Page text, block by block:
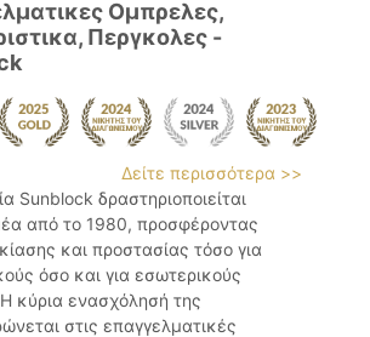
Ομπρελες,
Περγκολες -
Δείτε περισσότερα >>
Sunblock δραστηριοποιείται
από το 1980, προσφέροντας
και προστασίας τόσο για
όσο και για εσωτερικούς
κύρια ενασχόλησή της
στις επαγγελματικές